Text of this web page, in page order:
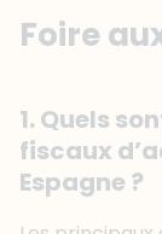
Foire
1. Quels
fiscaux
Espagne ?